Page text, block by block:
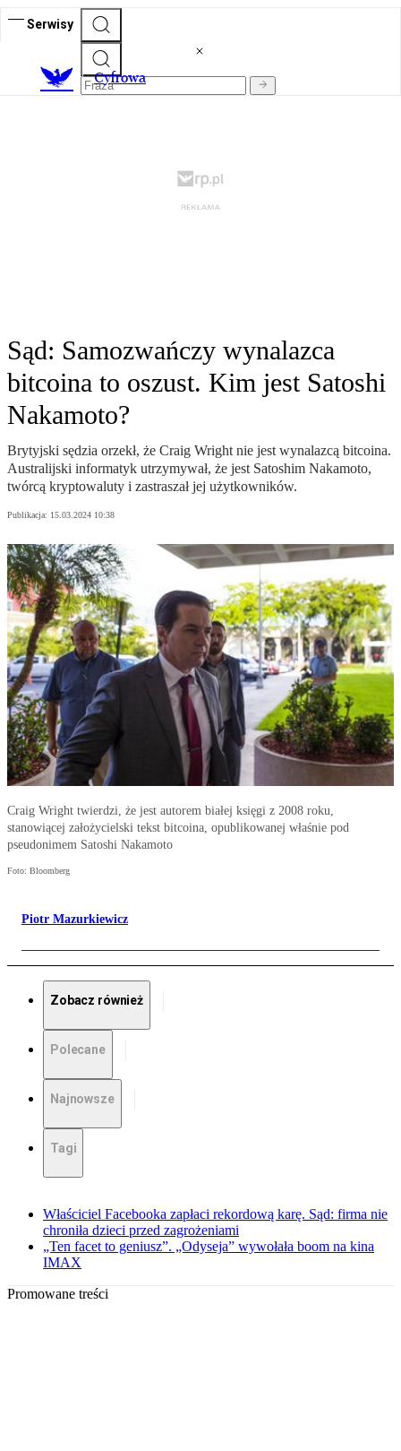
Serwisy
Cyfrowa
Sąd: Samozwańczy wynalazca
bitcoina to oszust. Kim jest Satoshi
Nakamoto?
Brytyjski sędzia orzekł, że Craig Wright nie jest wynalazcą bitcoina.
Australijski informatyk utrzymywał, że jest Satoshim Nakamoto,
twórcą kryptowaluty i zastraszał jej użytkowników.
Publikacja: 15.03.2024 10:38
Craig Wright twierdzi, że jest autorem białej księgi z 2008 roku,
stanowiącej założycielski tekst bitcoina, opublikowanej właśnie pod
pseudonimem Satoshi Nakamoto
Foto: Bloomberg
Piotr Mazurkiewicz
Zobacz również
Polecane
Najnowsze
Tagi
Właściciel Facebooka zapłaci rekordową karę. Sąd: firma nie
chroniła dzieci przed zagrożeniami
„Ten facet to geniusz”. „Odyseja” wywołała boom na kina
IMAX
Promowane treści